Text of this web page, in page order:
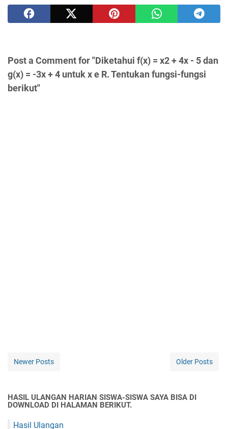
Post a Comment for "Diketahui f(x) = x2 + 4x - 5 dan
g(x) = -3x + 4 untuk x e R. Tentukan fungsi-fungsi
berikut"
Newer Posts Older Posts
HASIL ULANGAN HARIAN SISWA-SISWA SAYA BISA DI
DOWNLOAD DI HALAMAN BERIKUT.
Hasil Ulangan